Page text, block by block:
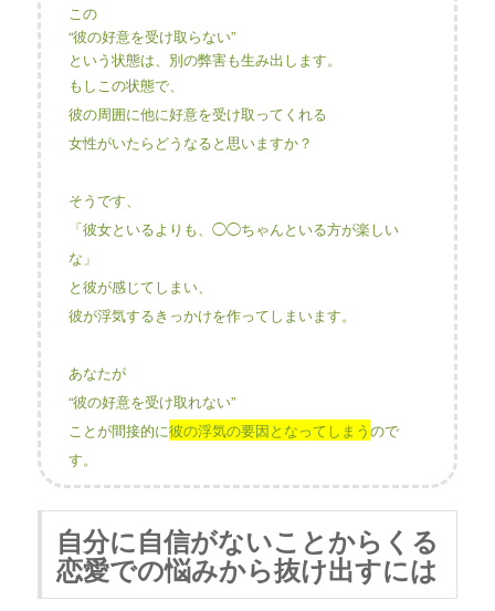
この
“彼の好意を受け取らない”
という状態は、別の弊害も生み出します。
もしこの状態で、
彼の周囲に他に好意を受け取ってくれる
女性がいたらどうなると思いますか？
そうです、
「彼女といるよりも、◯◯ちゃんといる方が楽しい
な」
と彼が感じてしまい、
彼が浮気するきっかけを作ってしまいます。
あなたが
“彼の好意を受け取れない”
ことが間接的に彼の浮気の要因となってしまうので
す。
自分に自信がないことからくる
恋愛での悩みから抜け出すには